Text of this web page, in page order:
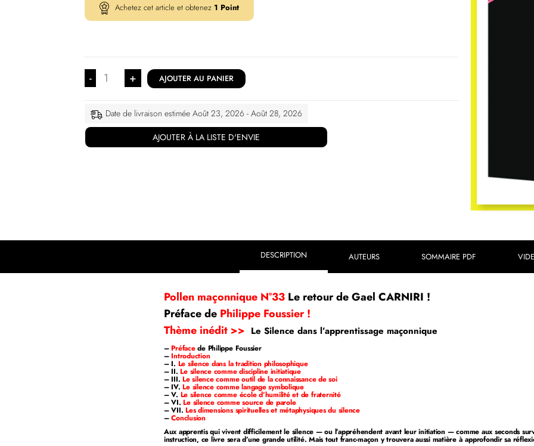
Achetez cet article et obtenez 1 Point
- + AJOUTER AU PANIER
Date de livraison estimée Août 23, 2026 - Août 28, 2026
AJOUTER À LA LISTE D'ENVIE
DESCRIPTION AUTEURS SOMMAIRE PDF
Pollen maçonnique N°33 Le retour de Gael CARNIRI !
Préface dePhilippe Foussier !
Thème inédit >> Le Silence dans l’apprentissage maçonnique
–Préfacede Philippe Foussier
–Introduction
– I. Le silence dans la tradition philosophique
– II.Le silence comme discipline initiatique
– III.Le silence comme outil de la connaissance de soi
– IV.Le silence comme langage symbolique
– V. Le silence comme école d’humilité et de fraternité
– VI. Le silence comme source de parole
– VII.Les dimensions spirituelles et métaphysiques du silence
–Conclusion
Aux apprentis qui vivent difficilement le silence — ou l’appréhendent avant leur initiation — comme aux seconds
instruction, ce livre sera d’une grande utilité. Mais tout franc-maçon y trouvera aussi matière à approfondir sa